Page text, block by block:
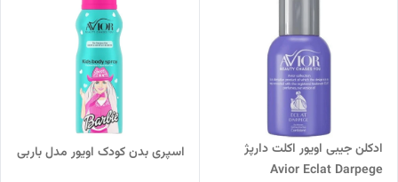
ادکلن جیبی اویور اکلت دارپژ
Avior Eclat Darpege
اسپری بدن کودک اویور مدل باربی